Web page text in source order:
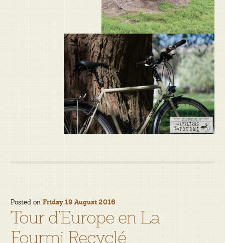
Posted on Friday 19 August 2016
Tour d’Europe en La
Fourmi Recyclé